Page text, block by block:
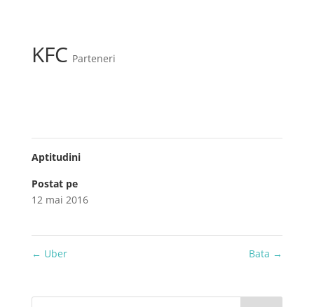
KFC Parteneri
Aptitudini
Postat pe
12 mai 2016
← Uber Bata →